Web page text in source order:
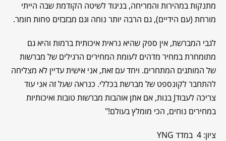
מתנקות במהירות והמריחה, בניגוד לשיטה הקודמת שבה הייתי
מורחת (עם הידיים), גם הרבה יותר נוחה וגם מבזבזים פחות חומר.
לגבי המברשת, אין ספק שהיא נראית איכותית ברמות והיא גם
מתומחרת במחיר מדהים לעומת המחירים הרגילים של מברשות
של המותגים המתחרים. ויחד עם זאת, אני אישית עדיין לא מצליחה
להתחבר לקונספט של מברשת בכללי. כנראה שעל זה אני עוד
צריכה לעבודJ בנות, אם אתן אוהבות מברשות טובות ואיכותיות
במחירים נוחים, הכי מומלץ בעולם!"
ציון: 4 במדד YNG